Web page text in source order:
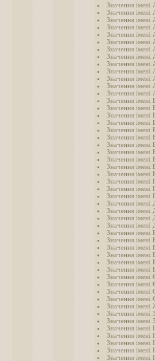
Значення імені
Значення імені
Значення імені
Значення імені
Значення імені
Значення імені
Значення імені
Значення імені
Значення імені
Значення імені
Значення імені
Значення імені
Значення імені
Значення імені
Значення імені
Значення імені
Значення імені
Значення імені
Значення імені
Значення імені
Значення імені
Значення імені
Значення імені
Значення імені
Значення імені
Значення імені
Значення імені
Значення імені
Значення імені
Значення імені
Значення імені
Значення імені
Значення імені
Значення імені
Значення імені
Значення імені
Значення імені
Значення імені
Значення імені
Значення імені
Значення імені
Значення імені
Значення імені
Значення імені
Значення імені
Значення імені
Значення імені
Значення імені
Значення імені